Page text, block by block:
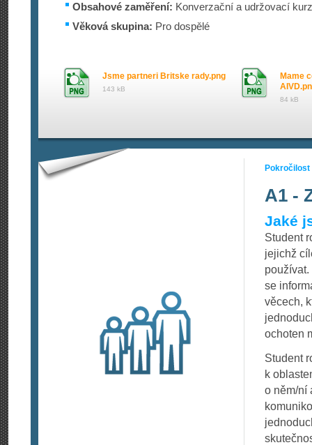
Obsahové zaměření: Konverzační a udržovací
Věková skupina: Pro dospělé
Jsme partneri Britske rady.png
143 kB
Mame
84 kB
Pokročilost
A1 -
Jaké
Student
jejichž
se
věcech,
ochoten
Student
k
o něm/ní